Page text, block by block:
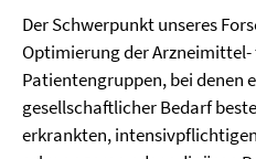
Der Schwerpunkt unseres
Optimierung der
Patientengruppen, bei denen
gesellschaftlicher Bedarf
erkrankten,